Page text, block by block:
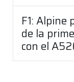
F1: Alpine
de la
con el